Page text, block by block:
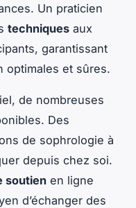
Un praticien
techniques aux
garantissant
optimales et sûres.
de nombreuses
Des
de sophrologie à
depuis chez soi.
soutien en ligne
d’échanger des